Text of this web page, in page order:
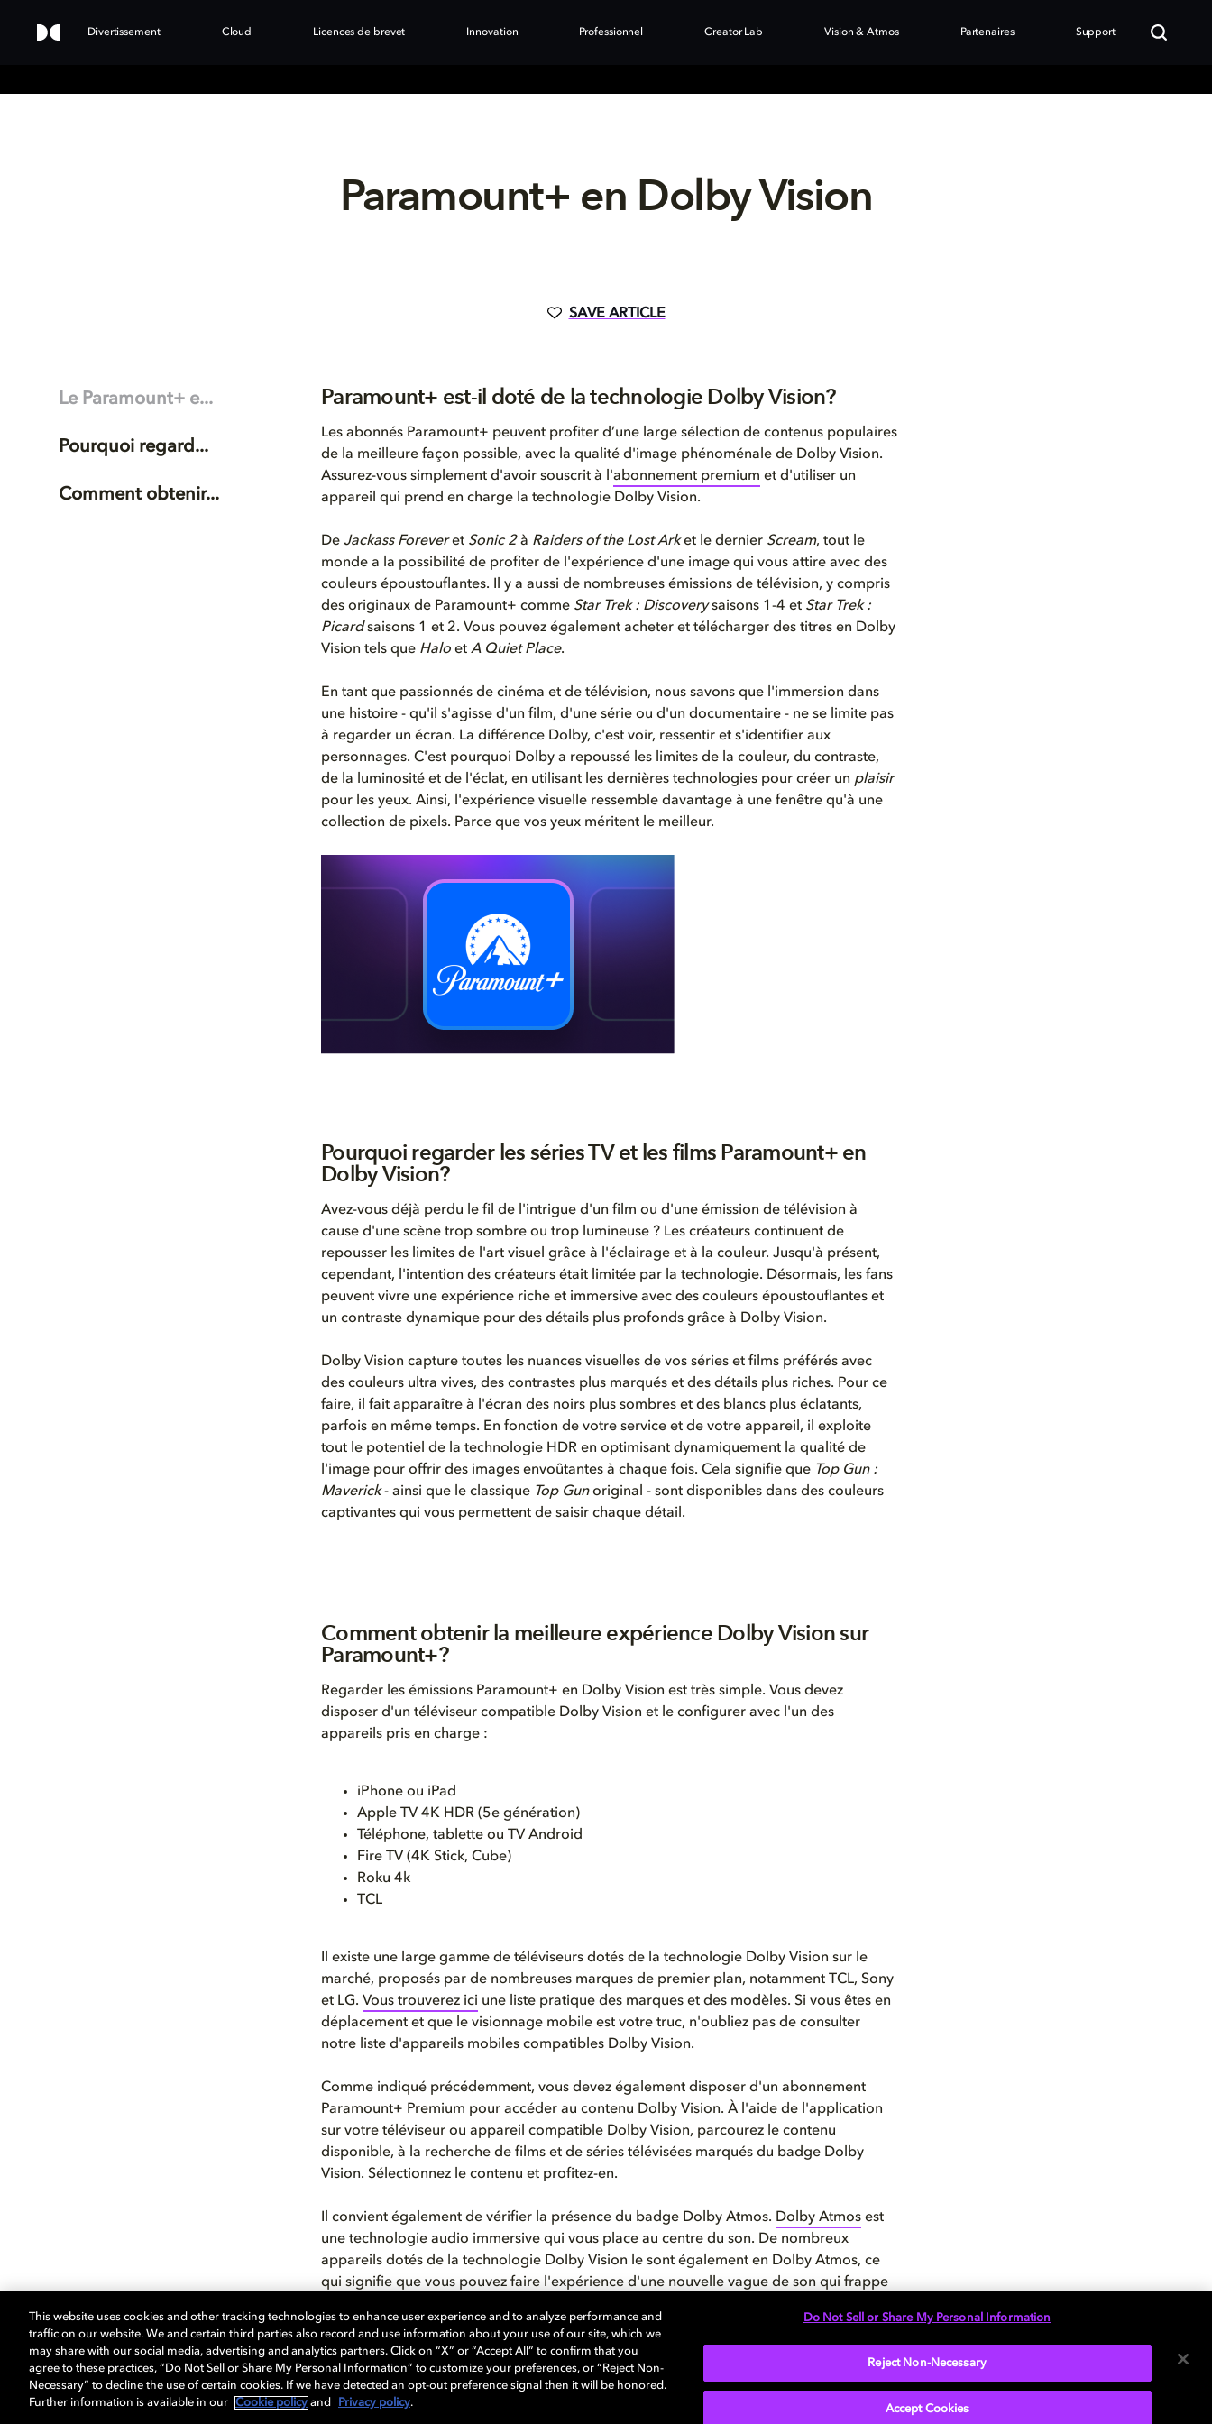
Divertissement Cloud Licences de brevet Innovation Professionnel Creator Lab Vision & Atmos Partenaires Support
Paramount+ en Dolby Vision
SAVE ARTICLE
Le Paramount+ e...
Pourquoi regard...
Comment obtenir...
Paramount+ est-il doté de la technologie Dolby Vision?
Les abonnés Paramount+ peuvent profiter d’une large sélection de contenus populaires
de la meilleure façon possible, avec la qualité d'image phénoménale de Dolby Vision.
Assurez-vous simplement d'avoir souscrit à l'abonnement premium et d'utiliser un
appareil qui prend en charge la technologie Dolby Vision.
De Jackass Foreveret Sonic 2à Raiders of the Lost Arket le dernier Scream, tout le
monde a la possibilité de profiter de l'expérience d'une image qui vous attire avec des
couleurs époustouflantes. Il y a aussi de nombreuses émissions de télévision, y compris
des originaux de Paramount+ comme Star Trek : Discoverysaisons 1-4 et Star Trek :
Picardsaisons 1 et 2. Vous pouvez également acheter et télécharger des titres en Dolby
Vision tels que Halo et A Quiet Place.
En tant que passionnés de cinéma et de télévision, nous savons que l'immersion dans
une histoire - qu'il s'agisse d'un film, d'une série ou d'un documentaire - ne se limite pas
à regarder un écran. La différence Dolby, c'est voir, ressentir et s'identifier aux
personnages. C'est pourquoi Dolby a repoussé les limites de la couleur, du contraste,
de la luminosité et de l'éclat, en utilisant les dernières technologies pour créer un plaisir
pour les yeux. Ainsi, l'expérience visuelle ressemble davantage à une fenêtre qu'à une
collection de pixels. Parce que vos yeux méritent le meilleur.
Pourquoi regarder les séries TV et les films Paramount+ en
Dolby Vision?
Avez-vous déjà perdu le fil de l'intrigue d'un film ou d'une émission de télévision à
cause d'une scène trop sombre ou trop lumineuse ? Les créateurs continuent de
repousser les limites de l'art visuel grâce à l'éclairage et à la couleur. Jusqu'à présent,
cependant, l'intention des créateurs était limitée par la technologie. Désormais, les fans
peuvent vivre une expérience riche et immersive avec des couleurs époustouflantes et
un contraste dynamique pour des détails plus profonds grâce à Dolby Vision.
Dolby Vision capture toutes les nuances visuelles de vos séries et films préférés avec
des couleurs ultra vives, des contrastes plus marqués et des détails plus riches. Pour ce
faire, il fait apparaître à l'écran des noirs plus sombres et des blancs plus éclatants,
parfois en même temps. En fonction de votre service et de votre appareil, il exploite
tout le potentiel de la technologie HDR en optimisant dynamiquement la qualité de
l'image pour offrir des images envoûtantes à chaque fois. Cela signifie que Top Gun :
Maverick- ainsi que le classique Top Gunoriginal - sont disponibles dans des couleurs
captivantes qui vous permettent de saisir chaque détail.
Comment obtenir la meilleure expérience Dolby Vision sur
Paramount+?
Regarder les émissions Paramount+ en Dolby Vision est très simple. Vous devez
disposer d'un téléviseur compatible Dolby Vision et le configurer avec l'un des
appareils pris en charge :
iPhone ou iPad
Apple TV 4K HDR (5e génération)
Téléphone, tablette ou TV Android
Fire TV (4K Stick, Cube)
Roku 4k
TCL
Il existe une large gamme de téléviseurs dotés de la technologie Dolby Vision sur le
marché, proposés par de nombreuses marques de premier plan, notamment TCL, Sony
et LG. Vous trouverez ici une liste pratique des marques et des modèles. Si vous êtes en
déplacement et que le visionnage mobile est votre truc, n'oubliez pas de consulter
notre l iste d'appareils mobiles compatibles Dolby Vision.
Comme indiqué précédemment, vous devez également disposer d'un abonnement
Paramount+ Premium pour accéder au contenu Dolby Vision. À l'aide de l'application
sur votre téléviseur ou appareil compatible Dolby Vision, parcourez le contenu
disponible, à la recherche de films et de séries télévisées marqués du badge Dolby
Vision. Sélectionnez le contenu et profitez-en.
Il convient également de vérifier la présence du badge Dolby Atmos. Dolby Atmos est
une technologie audio immersive qui vous place au centre du son. De nombreux
appareils dotés de la technologie Dolby Vision le sont également en Dolby Atmos, ce
qui signifie que vous pouvez faire l'expérience d'une nouvelle vague de son qui frappe
Si vous souhaitez obtenir de l'aide pour mettre en place une expérience de visionnage à
domicile de qualité, vous pouvez utiliser notreguide interactif
This website uses cookies and other tracking technologies to enhance user experience and to analyze performance and
traffic on our website. We and certain third parties also record and use information about your use of our site, which we
may share with our social media, advertising and analytics partners. Click on “X” or “Accept All” to confirm that you
agree to these practices, “Do Not Sell or Share My Personal Information” to customize your preferences, or “Reject Non-
Necessary” to decline the use of certain cookies. If we have detected an opt-out preference signal then it will be honored.
Further information is available in our
Cookie policy and Privacy policy.
Do Not Sell or Share My Personal Information
Reject Non-Necessary
Accept Cookies